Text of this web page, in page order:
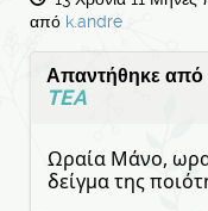
από k.andre
Απαντήθηκε από
TEA
Ωραία Μάνο,
δείγμα της